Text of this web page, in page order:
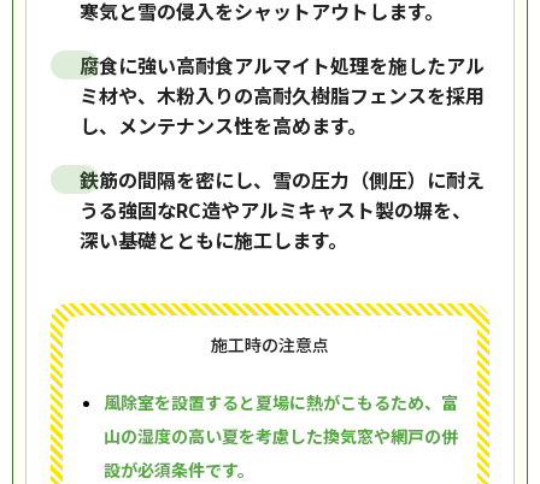
寒気と雪の侵入をシャットアウトします。
腐食に強い高耐食アルマイト処理を施したアル
ミ材や、木粉入りの高耐久樹脂フェンスを採用
し、メンテナンス性を高めます。
鉄筋の間隔を密にし、雪の圧力（側圧）に耐え
うる強固なRC造やアルミキャスト製の塀を、
深い基礎とともに施工します。
施工時の注意点
風除室を設置すると夏場に熱がこもるため、富
山の湿度の高い夏を考慮した換気窓や網戸の併
設が必須条件です。